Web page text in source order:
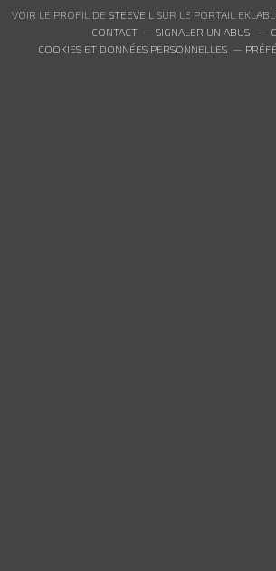
VOIR LE PROFIL DE STEEVE L SUR LE PORTAIL
CONTACT
SIGNALER UN ABUS
COOKIES ET DONNÉES PERSONNELLES